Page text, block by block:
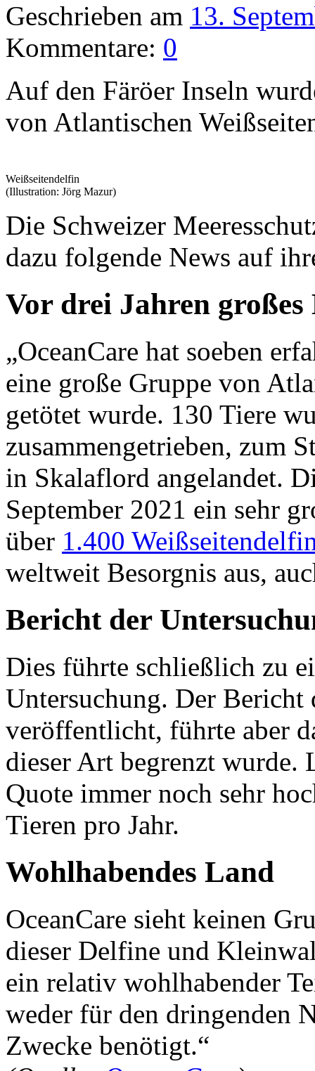
Geschrieben am 13.
Kommentare: 0
Auf den Färöer Inseln
von Atlantischen
Weißseitendelfin
(Illustration: Jörg Mazur)
Die Schweizer
dazu folgende News auf
Vor drei Jahren großes
„OceanCare hat soeben
eine große Gruppe von
getötet wurde. 130 Tiere
zusammengetrieben, zum
in Skalaflord angelandet.
September 2021 ein sehr
über 1.400
weltweit Besorgnis aus,
Bericht der
Dies führte schließlich zu
Untersuchung. Der Bericht
veröffentlicht, führte aber
dieser Art begrenzt wurde.
Quote immer noch sehr
Tieren pro Jahr.
Wohlhabendes Land
OceanCare sieht keinen
dieser Delfine und
ein relativ wohlhabender
weder für den dringenden
Zwecke benötigt.“